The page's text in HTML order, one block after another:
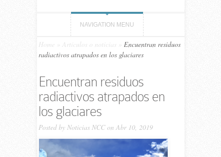
NAVIGATION MENU
Home Artículos o noticias
Encuentran residuos
radiactivos atrapados en los glaciares
Encuentran residuos
radiactivos atrapados en
los glaciares
Posted by Noticias NCCon Abr 10, 2019